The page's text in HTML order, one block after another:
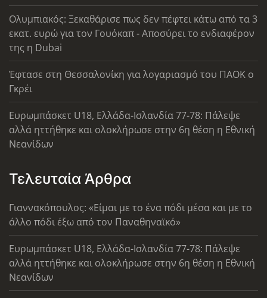
Ολυμπιακός: Ξεκαθάρισε πως δεν πέφτει κάτω από τα 3
εκατ. ευρώ για τον Γουόκαπ - Αποσύρει το ενδιαφέρον
της η Dubai
Έφτασε στη Θεσσαλονίκη για λογαριασμό του ΠΑΟΚ ο
Γκρέι
Ευρωμπάσκετ U18, Ελλάδα-Ισλανδία 77-78: Πάλεψε
αλλά ηττήθηκε και ολοκλήρωσε στην 6η θέση η Εθνική
Νεανίδων
Τελευταία Άρθρα
Γιαννακόπουλος: «Είμαι με το ένα πόδι μέσα και με το
άλλο πόδι έξω από τον Παναθηναϊκό»
Ευρωμπάσκετ U18, Ελλάδα-Ισλανδία 77-78: Πάλεψε
αλλά ηττήθηκε και ολοκλήρωσε στην 6η θέση η Εθνική
Νεανίδων